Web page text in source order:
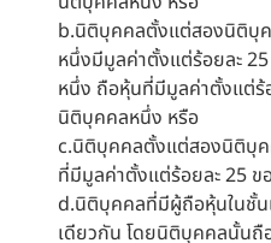
b.นิติบุคคลตั้งแต่สองนิติบุ
หนึ่งมีมูลค่าตั้งแต่ร้อยละ
หนึ่ง ถือหุ้นที่มีมูลค่าตั้งแต่ร้
นิติบุคคลหนึ่ง หรือ
c.นิติบุคคลตั้งแต่สองนิติบุ
ที่มีมูลค่าตั้งแต่ร้อยละ 25
d.นิติบุคคลที่มีผู้ถือหุ้นในชั้
เดียวกัน โดยนิติบุคคลนั้นถื